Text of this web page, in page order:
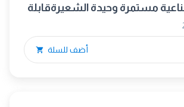
خامات صناعية مستمرة وحيدة الشعيرةقابلة
عن طريق الجسم
أضف للسلة